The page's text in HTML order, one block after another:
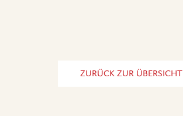
ZURÜCK ZUR ÜBERSICHT